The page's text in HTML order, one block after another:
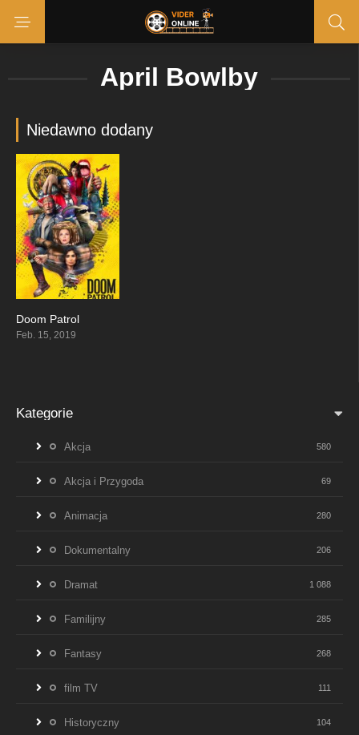
April Bowlby
Niedawno dodany
Doom Patrol
Feb. 15, 2019
Kategorie
Akcja 580
Akcja i Przygoda 69
Animacja 280
Dokumentalny 206
Dramat 1 088
Familijny 285
Fantasy 268
film TV 111
Historyczny 104